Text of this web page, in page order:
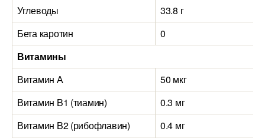
Углеводы
33.8 г
Бета каротин
0
Витамины
Витамин А
50 мкг
Витамин B1 (тиамин)
0.3 мг
Витамин B2 (рибофлавин)
0.4 мг